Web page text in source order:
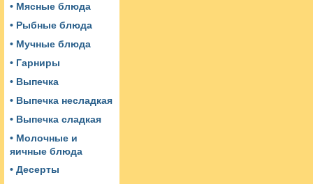
• Мясные блюда
• Рыбные блюда
• Мучные блюда
• Гарниры
• Выпечка
• Выпечка несладкая
• Выпечка сладкая
• Молочные и
яичные блюда
• Десерты